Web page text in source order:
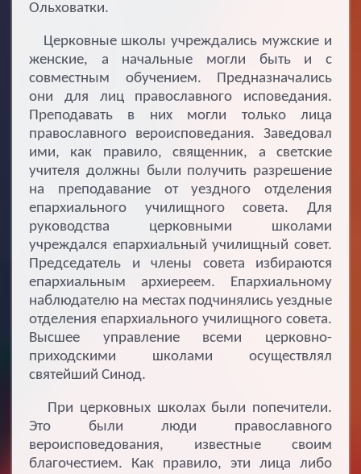
Ольховатки.
Церковные школы учреждались мужские и
женские, а начальные могли быть и с
совместным обучением. Предназначались
они для лиц православного исповедания.
Преподавать в них могли только лица
православного вероисповедания. Заведовал
ими, как правило, священник, а светские
учителя должны были получить разрешение
на преподавание от уездного отделения
епархиального училищного совета. Для
руководства церковными школами
учреждался епархиальный училищный совет.
Председатель и члены совета избираются
епархиальным архиереем. Епархиальному
наблюдателю на местах подчинялись уездные
отделения епархиального училищного совета.
Высшее управление всеми церковно-
приходскими школами осуществлял
святейший Синод.
При церковных школах были попечители.
Это были люди православного
вероисповедования, известные своим
благочестием. Как правило, эти лица либо